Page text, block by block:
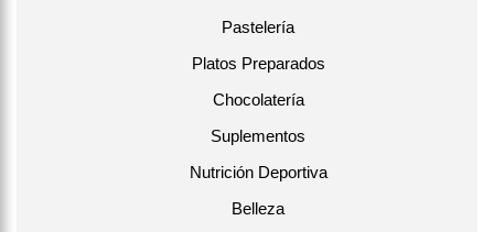
Pastelería
Platos Preparados
Chocolatería
Suplementos
Nutrición Deportiva
Belleza